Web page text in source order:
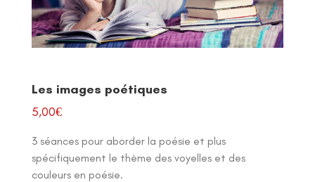
Les images poétiques
5,00€
3 séances pour aborder la poésie et plus
spécifiquement le thème des voyelles et des
couleurs en poésie.